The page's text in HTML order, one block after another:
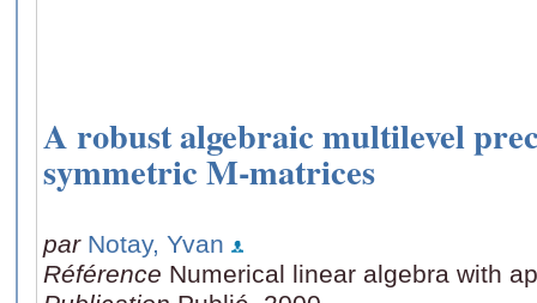
A robust algebraic multilevel
symmetric M-matrices
par Notay, Yvan
Référence Numerical linear algebra with